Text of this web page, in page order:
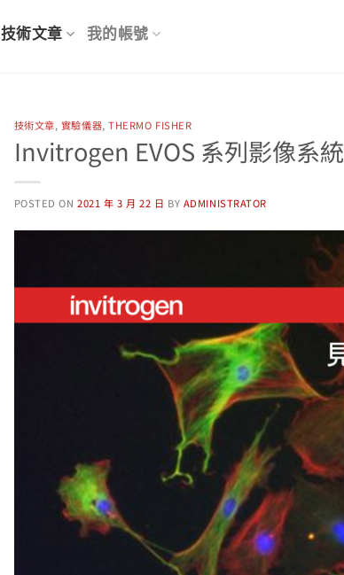
技術文章 我的帳號
技術文章, 實驗儀器,THERMO FISHER
Invitrogen EVOS 系列影像系統
POSTED ON2021 年 3 月 22 日 BY ADMINISTRATOR